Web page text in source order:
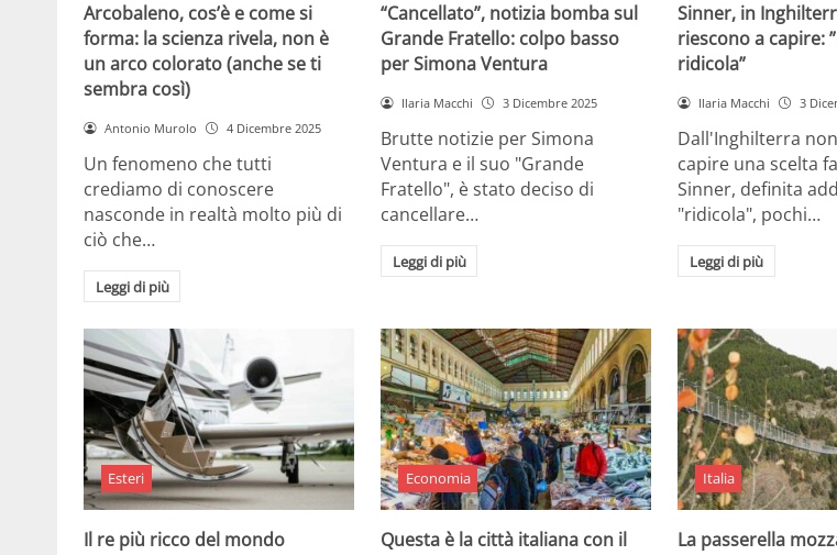
Arcobaleno, cos’è e come si
forma: la scienza rivela, non è
un arco colorato (anche se ti
sembra così)
Antonio Murolo 4 Dicembre 2025
Un fenomeno che tutti
crediamo di conoscere
nasconde in realtà molto più di
ciò che…
Leggi di più
“Cancellato”, notizia bomba sul
Grande Fratello: colpo basso
per Simona Ventura
Ilaria Macchi 3 Dicembre 2025
Brutte notizie per Simona
Ventura e il suo "Grande
Fratello", è stato deciso di
cancellare…
Leggi di più
Sinner, in
riescono a capire:
ridicola”
Ilaria Macchi 3
Dall'Inghilterra
capire una scelta
Sinner, definita
"ridicola", pochi…
Leggi di più
Esteri
Il re più ricco del mondo
Economia
Questa è la città italiana con il
Italia
La passerella